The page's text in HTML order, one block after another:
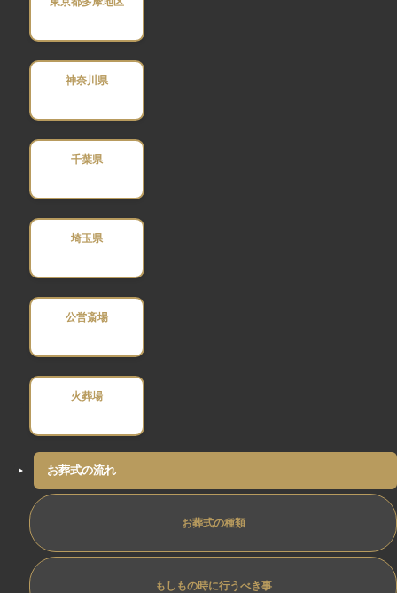
神奈川県
千葉県
埼玉県
公営斎場
火葬場
お葬式の流れ
お葬式の種類
もしもの時に行うべき事